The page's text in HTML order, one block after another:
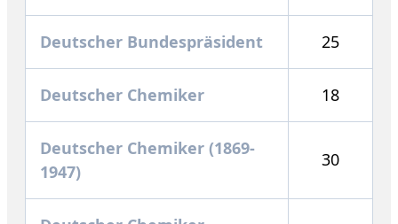
Deutscher Bundespräsident 25
Deutscher Chemiker 18
Deutscher Chemiker (1869-
1947)
30